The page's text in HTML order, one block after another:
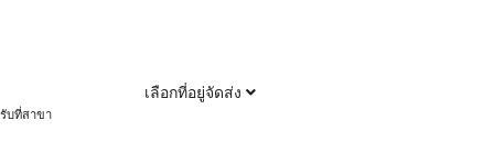
เลือกที่อยู่จัดส่ง
รับที่สาขา